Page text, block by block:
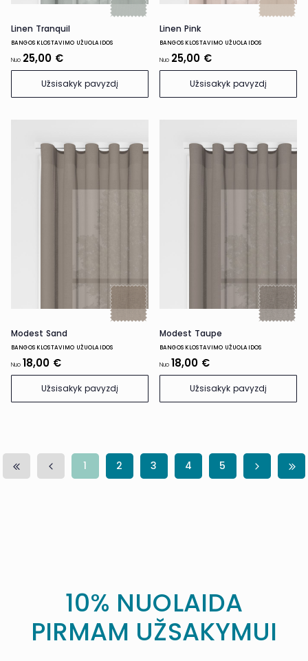
Linen Tranquil
BANGOS KLOSTAVIMO UŽUOLAIDOS
Nuo 25,00 €
Užsisakyk pavyzdį
Linen Pink
BANGOS KLOSTAVIMO UŽUOLAIDOS
Nuo 25,00 €
Užsisakyk pavyzdį
Modest Sand
BANGOS KLOSTAVIMO UŽUOLAIDOS
Nuo 18,00 €
Užsisakyk pavyzdį
Modest Taupe
BANGOS KLOSTAVIMO UŽUOLAIDOS
Nuo 18,00 €
Užsisakyk pavyzdį
1 2 3 4 5
10% NUOLAIDA
PIRMAM UŽSAKYMUI